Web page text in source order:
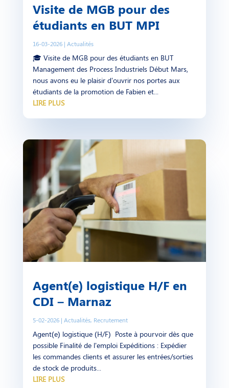
Visite de MGB pour des
étudiants en BUT MPI
16-03-2026| Actualités
🎓 Visite de MGB pour des étudiants en BUT
Management des Process Industriels Début Mars,
nous avons eu le plaisir d’ouvrir nos portes aux
étudiants de la promotion de Fabien et...
LIRE PLUS
Agent(e) logistique H/F en
CDI – Marnaz
5-02-2026| Actualités, Recrutement
Agent(e) logistique (H/F) Poste à pourvoir dès que
possible Finalité de l'emploi Expéditions : Expédier
les commandes clients et assurer les entrées/sorties
de stock de produits...
LIRE PLUS